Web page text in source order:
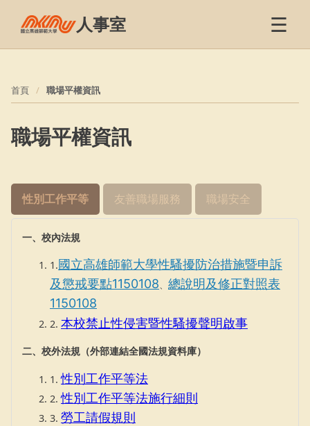
人事室 ☰
首頁 職場平權資訊
職場平權資訊
性別工作平等
一、校內法規
1.國立高雄師範大學性騷擾防治措施暨申訴
及懲戒要點1150108
總說明及修正對照表
1150108
2. 本校禁止性侵害暨性騷擾聲明啟事
二、校外法規（外部連結全國法規資料庫）
1.性別工作平等法
2.性別工作平等法施行細則
3. 勞工請假規則
友善職場服務 職場安全